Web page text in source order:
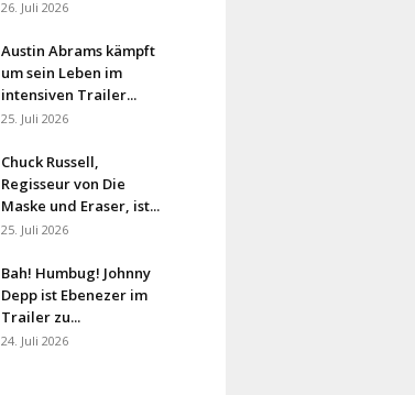
26. Juli 2026
Austin Abrams kämpft
um sein Leben im
intensiven Trailer...
25. Juli 2026
Chuck Russell,
Regisseur von Die
Maske und Eraser, ist...
25. Juli 2026
Bah! Humbug! Johnny
Depp ist Ebenezer im
Trailer zu...
24. Juli 2026